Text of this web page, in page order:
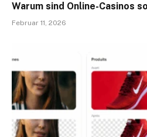
Warum sind Online-Casinos
Februar 11, 2026